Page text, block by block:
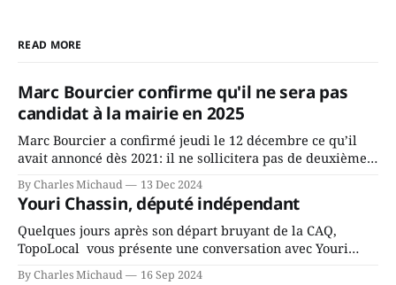
READ MORE
Marc Bourcier confirme qu'il ne sera pas
candidat à la mairie en 2025
Marc Bourcier a confirmé jeudi le 12 décembre ce qu’il
avait annoncé dès 2021: il ne sollicitera pas de deuxième
mandat à titre de maire de Saint-Jérôme. Bourcier en a
fait l’annonce en s’adressant aux employés de la ville,
rassemblés en soirée pour leur traditionnel souper
By Charles Michaud 13 Dec 2024
Youri Chassin, député indépendant
Quelques jours après son départ bruyant de la CAQ,
TopoLocal vous présente une conversation avec Youri
Chassin. Nous avons causé de sa décision. Y songeait-il
By Charles Michaud 16 Sep 2024